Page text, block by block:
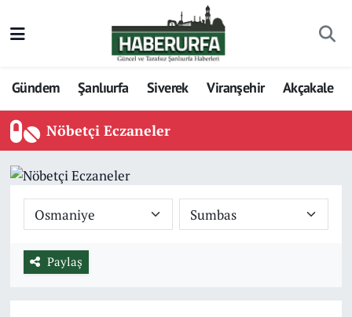
Gündem Şanlıurfa Siverek Viranşehir Akçakale
Nöbetçi Eczaneler
Paylaş